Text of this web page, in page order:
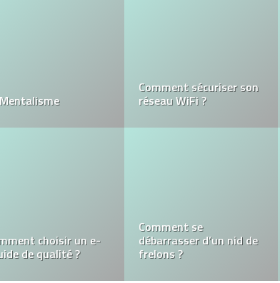
grâce aux divers types
de jeu afro
et
Est-ce légal d’acheter
des followers Instagram
? Le vrai du faux